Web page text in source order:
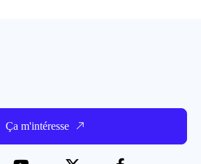
Ça m'intéresse